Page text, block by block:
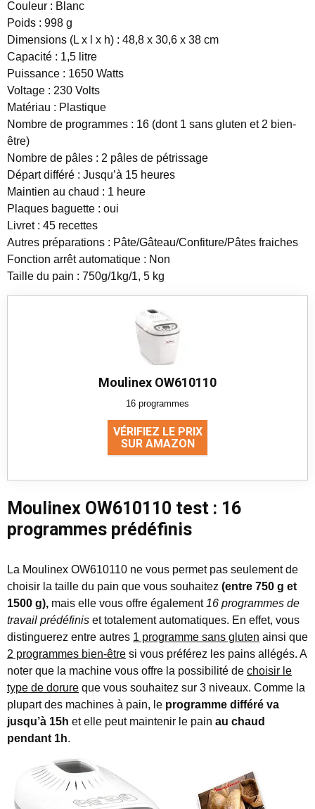
Couleur : Blanc
Poids : 998 g
Dimensions (L x l x h) : 48,8 x 30,6 x 38 cm
Capacité : 1,5 litre
Puissance : 1650 Watts
Voltage : 230 Volts
Matériau : Plastique
Nombre de programmes : 16 (dont 1 sans gluten et 2 bien-
être)
Nombre de pâles : 2 pâles de pétrissage
Départ différé : Jusqu’à 15 heures
Maintien au chaud : 1 heure
Plaques baguette : oui
Livret : 45 recettes
Autres préparations : Pâte/Gâteau/Confiture/Pâtes fraiches
Fonction arrêt automatique : Non
Taille du pain : 750g/1kg/1, 5 kg
Moulinex OW610110
16 programmes
VÉRIFIEZ LE PRIX
SUR AMAZON
Moulinex OW610110 test : 16
programmes prédéfinis
La Moulinex OW610110 ne vous permet pas seulement de
choisir la taille du pain que vous souhaitez (entre 750 g et
1500 g), mais elle vous offre également 16 programmes de
travail prédéfinis et totalement automatiques. En effet, vous
distinguerez entre autres 1 programme sans gluten ainsi que
2 programmes bien-être si vous préférez les pains allégés. A
noter que la machine vous offre la possibilité de choisir le
type de dorure que vous souhaitez sur 3 niveaux. Comme la
plupart des machines à pain, le programme différé va
jusqu’à 15h et elle peut maintenir le pain au chaud
pendant 1h.